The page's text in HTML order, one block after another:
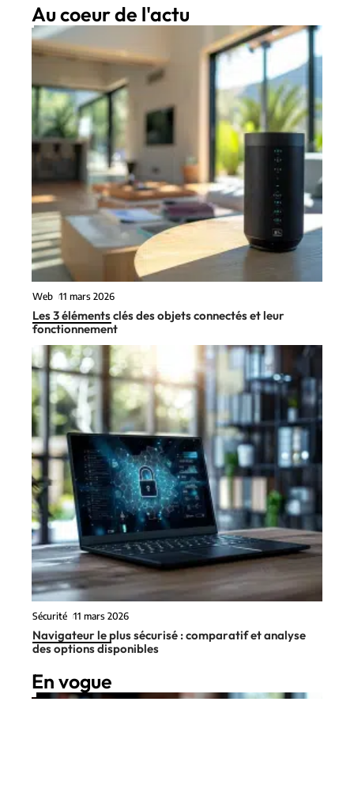
Au coeur de l'actu
Web 11 mars 2026
Les 3 éléments clés des objets connectés et leur
fonctionnement
Sécurité 11 mars 2026
Navigateur le plus sécurisé : comparatif et analyse
des options disponibles
En vogue